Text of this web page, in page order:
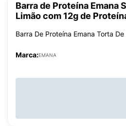
Barra de Proteína Emana
Limão com 12g de
Barra De Proteína Emana Torta
Marca:EMANA